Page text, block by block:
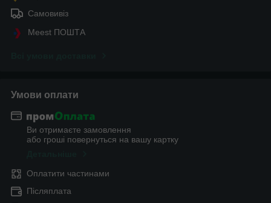
Самовивіз
Meest ПОШТА
Умови оплати
Ви отримаєте замовлення
або гроші повернуться на вашу картку
Оплатити частинами
Післяплата